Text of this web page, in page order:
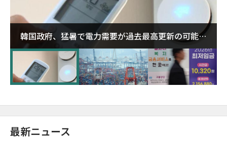
韓国政府、猛暑で電力需要が過去最高更新の可能性
に需給対応体制を点検
最新ニュース